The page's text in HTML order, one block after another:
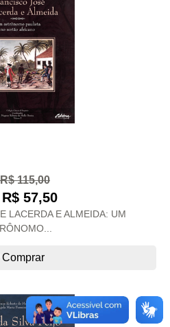
115,00
57,50
LACERDA E ALMEIDA: UM